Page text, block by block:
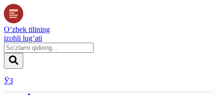
O‘zbek tilining
izohli lug‘ati
ЎЗ